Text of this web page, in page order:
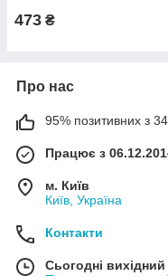
473 ₴
Про нас
95% позитивних з
Працює з
м. Київ
Київ, Україна
Контакти
Сьогодні вихідний